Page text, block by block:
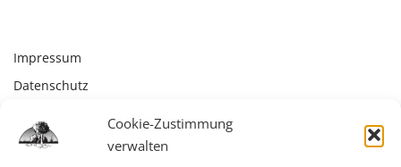
Cookie-Zustimmung
verwalten
Impressum
Datenschutz
Cookie-Richtlinie (EU)